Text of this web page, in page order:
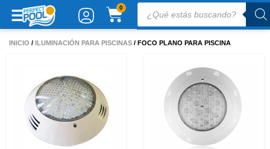
0
CARRITO
productos
INICIO / ILUMINACIÓN PARA PISCINAS / FOCO PLANO PARA PISCINA